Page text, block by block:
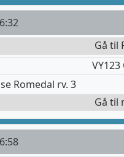
Gå til
VY123
Romedal rv. 3
Gå til